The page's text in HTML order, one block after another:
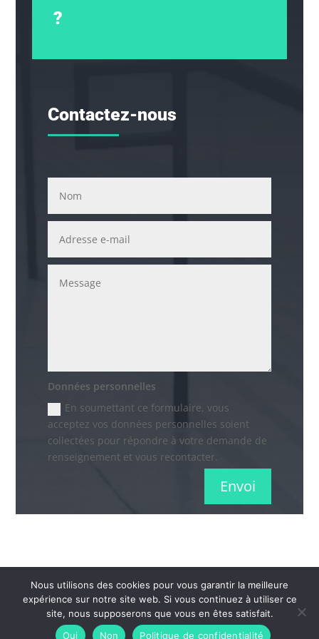
?
Contactez-nous
Données personnelles
En soumettant ce formulaire, vous
acceptez vos données personnelles soient
collectées pour répondre à votre demande de
renseignement et vous recontacter.
Envoi
Tous droit réservés - Easy engtreprise |Mentions
légales -Politique de confidentialité -Plan du site
Nous utilisons des cookies pour vous garantir la meilleure
expérience sur notre site web. Si vous continuez à utiliser ce
site, nous supposerons que vous en êtes satisfait.
Oui
Non Politique de confidentialité